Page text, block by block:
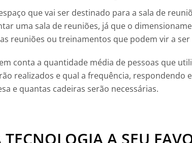
que vai ser destinado para a sala de
uma sala de reuniões, já que o
reuniões ou treinamentos que podem vir a
conta a quantidade média de pessoas que
realizados e qual a frequência, respondendo
e quantas cadeiras serão necessárias.
TECNOLOGIA A SEU